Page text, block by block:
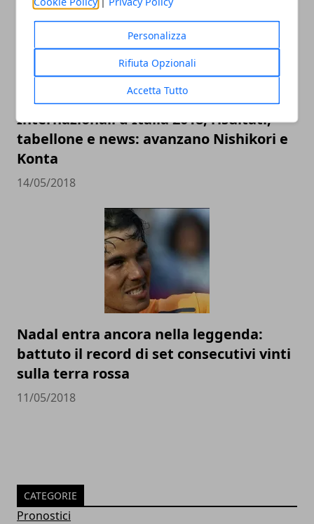
Personalizza
Rifiuta Opzionali
Accetta Tutto
Internazionali d'Italia 2018, risultati,
tabellone e news: avanzano Nishikori e
Konta
14/05/2018
Nadal entra ancora nella leggenda:
battuto il record di set consecutivi vinti
sulla terra rossa
11/05/2018
CATEGORIE
Pronostici